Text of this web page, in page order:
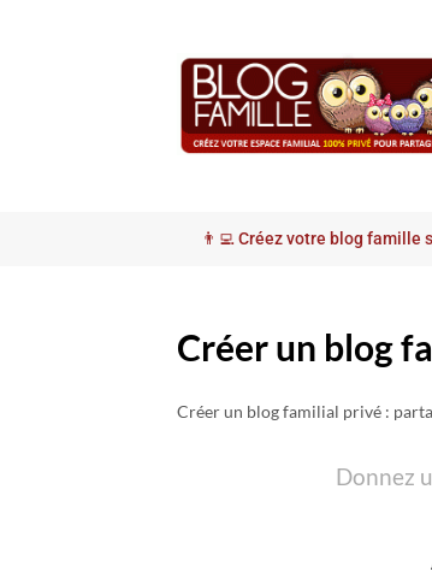
👨‍💻 Créez votre blog famille
Créer un blog
Créer un blog familial privé :
Donnez